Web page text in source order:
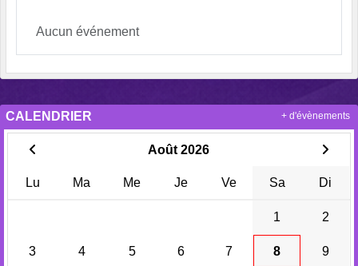
Aucun événement
CALENDRIER
Août 2026
Lu Ma Me Je Ve Sa Di
1 2
3 4 5 6 7 8 9
+ d'évènements